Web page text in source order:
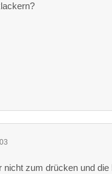
nicht zum drücken und